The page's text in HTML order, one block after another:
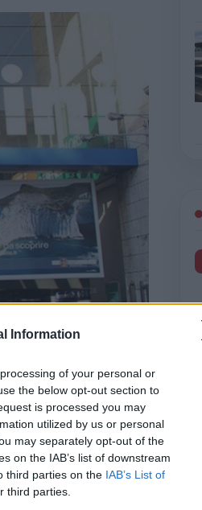
Information
of your personal or
the below opt-out section to
is processed you may
utilized by us or personal
may separately opt-out of the
on the IAB’s list of downstream
third parties on the IAB’s List of
third parties.
mirato servizio di